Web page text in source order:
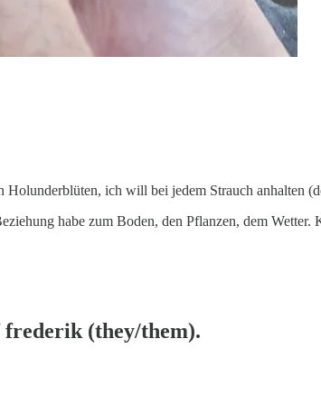
ich will bei jedem Strauch anhalten
habe zum Boden, den Pflanzen, dem
frederik (they/them).